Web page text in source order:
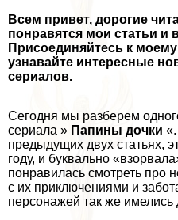
Всем привет, дорогие
понравятся мои статьи и
Присоединяйтесь к
узнавайте интересные
сериалов.
Сегодня мы разберем
сериала » Папины дочки
предыдущих двух статьях,
году, и буквально
понравилась смотреть про
с их приключениями и
персонажей так же имелись